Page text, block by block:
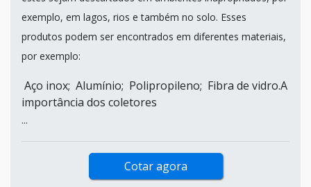
exemplo, em lagos, rios e também no solo. Esses
produtos podem ser encontrados em diferentes materiais,
por exemplo:
Aço inox; Alumínio; Polipropileno; Fibra de vidro.A
importância dos coletores
...
Cotar agora